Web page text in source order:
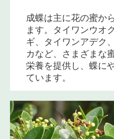
成蝶は主に花の蜜か
ます。タイワンウオ
ギ、タイワンアデク
カなど、さまざまな
栄養を提供し、蝶に
ています。